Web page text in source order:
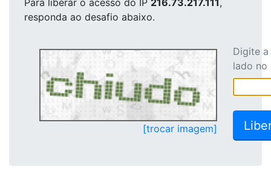
Para liberar o acesso do IP 216.73.217.111,
responda ao desafio abaixo.
[trocar imagem]
Digite
lado no